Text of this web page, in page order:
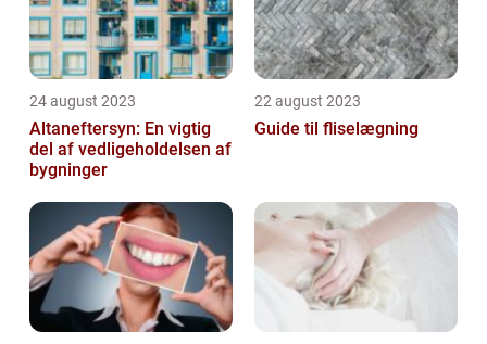
24 august 2023
Altaneftersyn: En vigtig
del af vedligeholdelsen af
bygninger
22 august 2023
Guide til fliselægning